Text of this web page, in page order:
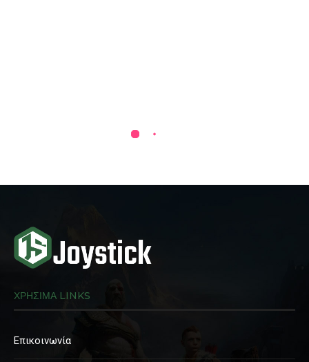
ΧΡΗΣΙΜΑ LINKS
Επικοινωνία